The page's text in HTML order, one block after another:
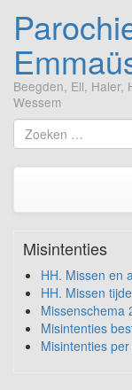
Beegden, Ell, Haler,
Wessem
Ga
naar
Zoek
naar
Misintenties
HH. Missen en
HH. Missen
Missenschema
Misintenties
Misintenties